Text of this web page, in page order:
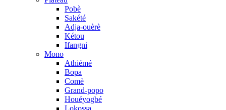
Pobè
Sakété
Adja-ouèrè
Kétou
Ifangni
Mono
Athiémé
Bopa
Comè
Grand-popo
Houéyogbé
Lokossa